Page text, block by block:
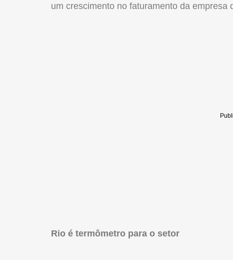
um crescimento no faturamento da
Rio é termômetro para o setor